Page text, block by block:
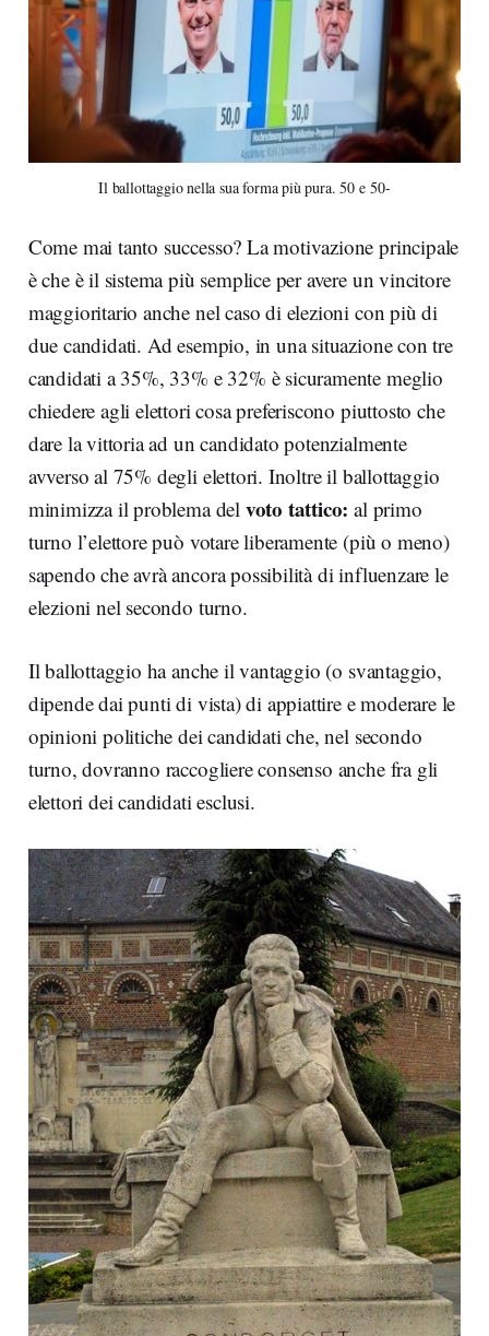
Il ballottaggio nella sua forma più pura. 50 e 50-
Come mai tanto successo? La motivazione principale
è che è il sistema più semplice per avere un vincitore
maggioritario anche nel caso di elezioni con più di
due candidati. Ad esempio, in una situazione con tre
candidati a 35%, 33% e 32% è sicuramente meglio
chiedere agli elettori cosa preferiscono piuttosto che
dare la vittoria ad un candidato potenzialmente
avverso al 75% degli elettori. Inoltre il ballottaggio
minimizza il problema del voto tattico: al primo
turno l’elettore può votare liberamente (più o meno)
sapendo che avrà ancora possibilità di influenzare le
elezioni nel secondo turno.
Il ballottaggio ha anche il vantaggio (o svantaggio,
dipende dai punti di vista) di appiattire e moderare le
opinioni politiche dei candidati che, nel secondo
turno, dovranno raccogliere consenso anche fra gli
elettori dei candidati esclusi.